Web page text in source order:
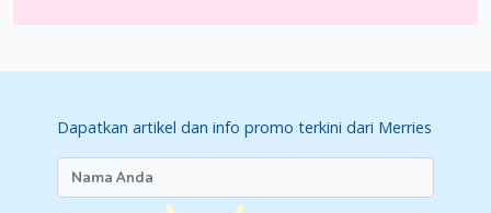
Dapatkan artikel dan info promo terkini dari Merries